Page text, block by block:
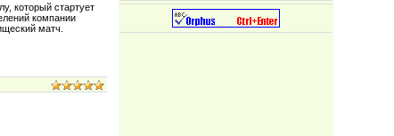
который стартует
компании
матч.